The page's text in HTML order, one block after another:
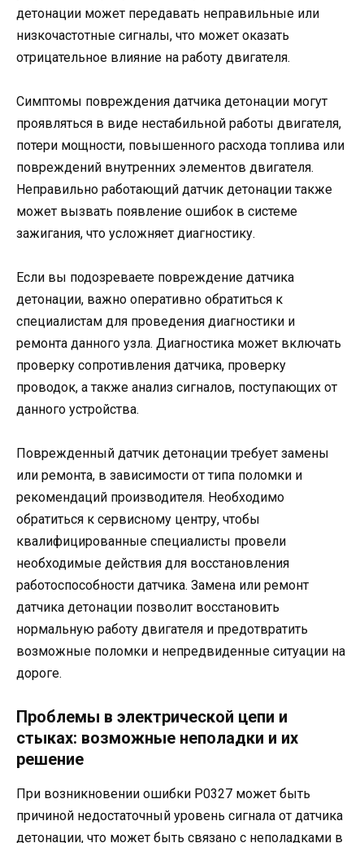
детонации может передавать неправильные или
низкочастотные сигналы, что может оказать
отрицательное влияние на работу двигателя.
Симптомы повреждения датчика детонации могут
проявляться в виде нестабильной работы двигателя,
потери мощности, повышенного расхода топлива или
повреждений внутренних элементов двигателя.
Неправильно работающий датчик детонации также
может вызвать появление ошибок в системе
зажигания, что усложняет диагностику.
Если вы подозреваете повреждение датчика
детонации, важно оперативно обратиться к
специалистам для проведения диагностики и
ремонта данного узла. Диагностика может включать
проверку сопротивления датчика, проверку
проводок, а также анализ сигналов, поступающих от
данного устройства.
Поврежденный датчик детонации требует замены
или ремонта, в зависимости от типа поломки и
рекомендаций производителя. Необходимо
обратиться к сервисному центру, чтобы
квалифицированные специалисты провели
необходимые действия для восстановления
работоспособности датчика. Замена или ремонт
датчика детонации позволит восстановить
нормальную работу двигателя и предотвратить
возможные поломки и непредвиденные ситуации на
дороге.
Проблемы в электрической цепи и
стыках: возможные неполадки и их
решение
При возникновении ошибки P0327 может быть
причиной недостаточный уровень сигнала от датчика
детонации, что может быть связано с неполадками в